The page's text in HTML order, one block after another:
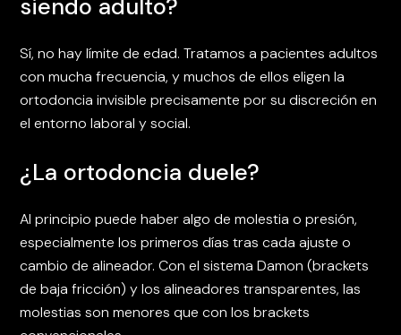
siendo adulto?
Sí, no hay límite de edad. Tratamos a pacientes adultos
con mucha frecuencia, y muchos de ellos eligen la
ortodoncia invisible precisamente por su discreción en
el entorno laboral y social.
¿La ortodoncia duele?
Al principio puede haber algo de molestia o presión,
especialmente los primeros días tras cada ajuste o
cambio de alineador. Con el sistema Damon (brackets
de baja fricción) y los alineadores transparentes, las
molestias son menores que con los brackets